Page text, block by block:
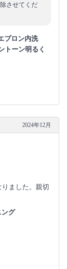
させてくだ
プロン内洗
トーン明るく
2024年12月
ました。親切
ング